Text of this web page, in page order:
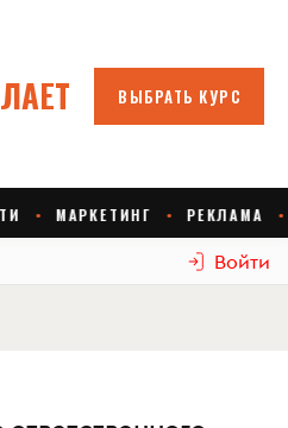
Войти